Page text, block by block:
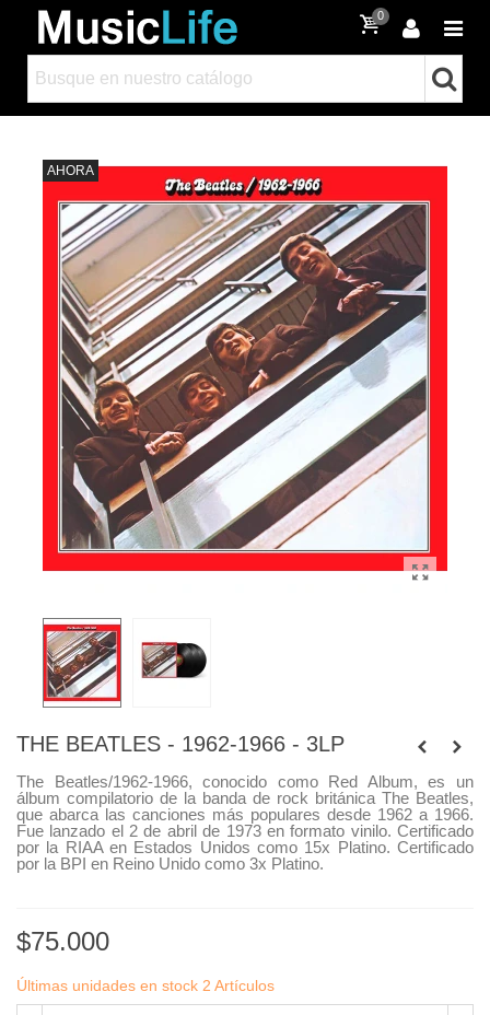
0
AHORA
THE BEATLES - 1962-1966 - 3LP
The Beatles/1962-1966, conocido como Red Album, es un
álbum compilatorio de la banda de rock británica The Beatles,
que abarca las canciones más populares desde 1962 a 1966.
Fue lanzado el 2 de abril de 1973 en formato vinilo. Certificado
por la RIAA en Estados Unidos como 15x Platino. Certificado
por la BPI en Reino Unido como 3x Platino.
$75.000
Últimas unidades en stock 2 Artículos